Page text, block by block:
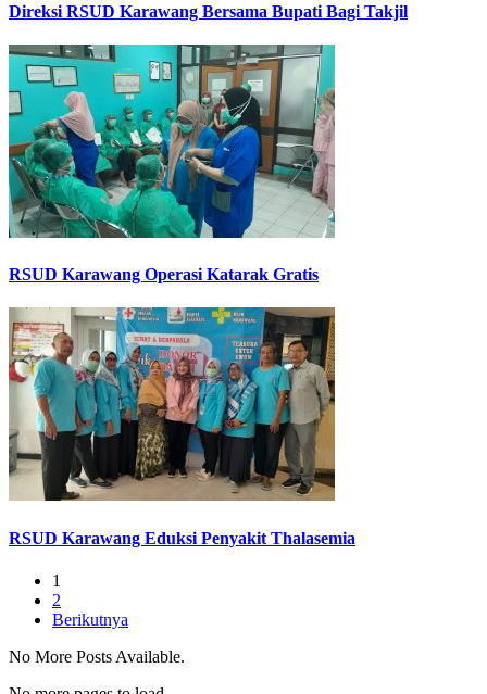
Direksi RSUD Karawang Bersama Bupati Bagi Takjil
RSUD Karawang Operasi Katarak Gratis
RSUD Karawang Eduksi Penyakit Thalasemia
1
2
Berikutnya
No More Posts Available.